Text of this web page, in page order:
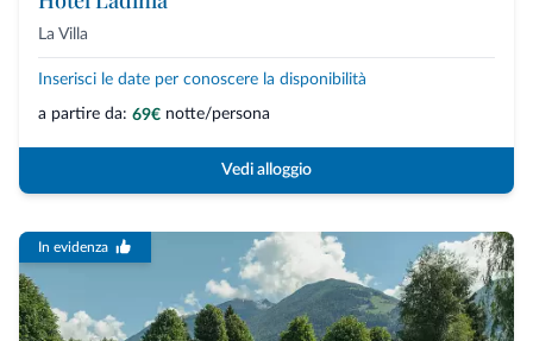
La Villa
Inserisci le date per conoscere la disponibilità
a partire da: 69€ notte/persona
Vedi alloggio
In evidenza